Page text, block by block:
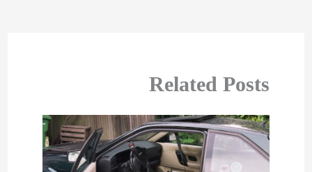
Related Posts